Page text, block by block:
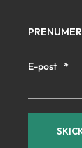
E-post *